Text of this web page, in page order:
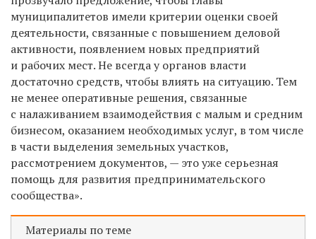
муниципалитетов имели критерии оценки своей
деятельности, связанные с повышением деловой
активности, появлением новых предприятий
и рабочих мест. Не всегда у органов власти
достаточно средств, чтобы влиять на ситуацию. Тем
не менее оперативные решения, связанные
с налаживанием взаимодействия с малым и средним
бизнесом, оказанием необходимых услуг, в том числе
в части выделения земельных участков,
рассмотрением документов, — это уже серьезная
помощь для развития предпринимательского
сообщества».
Материалы по теме